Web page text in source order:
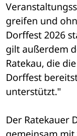
greifen und
Dorffest 2026
gilt außerdem
Ratekau, die
Dorffest
unterstützt."
Der Ratekauer